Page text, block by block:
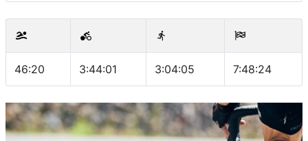
46:20 3:44:01 3:04:05 7:48:24